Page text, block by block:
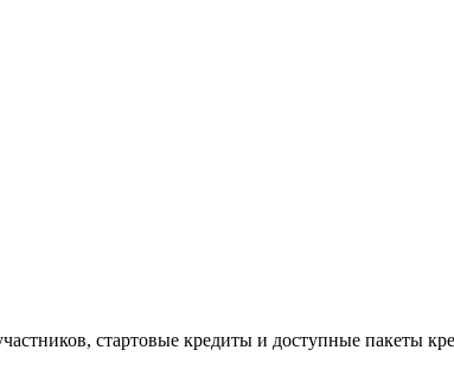
стартовые кредиты и доступные пакеты